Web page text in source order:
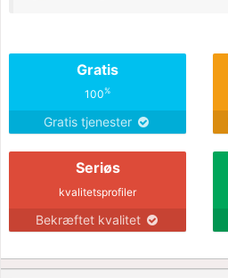
Gratis
100%
Gratis tjenester
Seriøs
kvalitetsprofiler
Bekræftet kvalitet